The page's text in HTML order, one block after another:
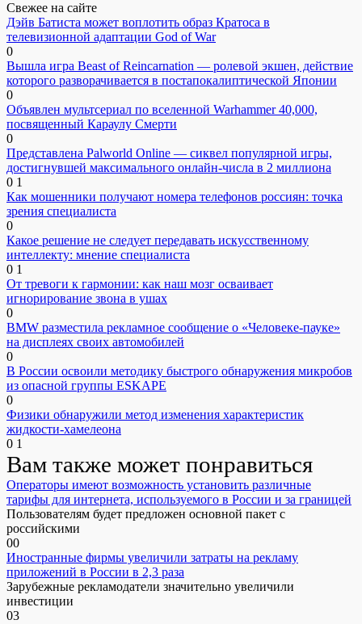
Свежее на сайте
Дэйв Батиста может воплотить образ Кратоса в
телевизионной адаптации God of War
0
Вышла игра Beast of Reincarnation — ролевой экшен, действие
которого разворачивается в постапокалиптической Японии
0
Объявлен мультсериал по вселенной Warhammer 40,000,
посвященный Караулу Смерти
0
Представлена Palworld Online — сиквел популярной игры,
достигнувшей максимального онлайн-числа в 2 миллиона
0 1
Как мошенники получают номера телефонов россиян: точка
зрения специалиста
0
Какое решение не следует передавать искусственному
интеллекту: мнение специалиста
0 1
От тревоги к гармонии: как наш мозг осваивает
игнорирование звона в ушах
0
BMW разместила рекламное сообщение о «Человеке-пауке»
на дисплеях своих автомобилей
0
В России освоили методику быстрого обнаружения микробов
из опасной группы ESKAPE
0
Физики обнаружили метод изменения характеристик
жидкости-хамелеона
0 1
Вам также может понравиться
Операторы имеют возможность установить различные
тарифы для интернета, используемого в России и за границей
Пользователям будет предложен основной пакет с
российскими
00
Иностранные фирмы увеличили затраты на рекламу
приложений в России в 2,3 раза
Зарубежные рекламодатели значительно увеличили
инвестиции
03